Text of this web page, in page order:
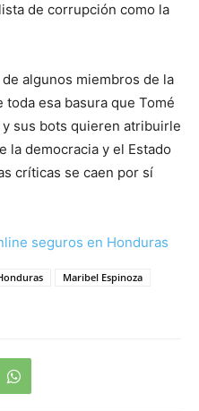
de corrupción como la
algunos miembros de la
toda esa basura que Tomé
sus bots quieren atribuirle
la democracia y el Estado
críticas se caen por sí
seguros en Honduras
Maribel Espinoza